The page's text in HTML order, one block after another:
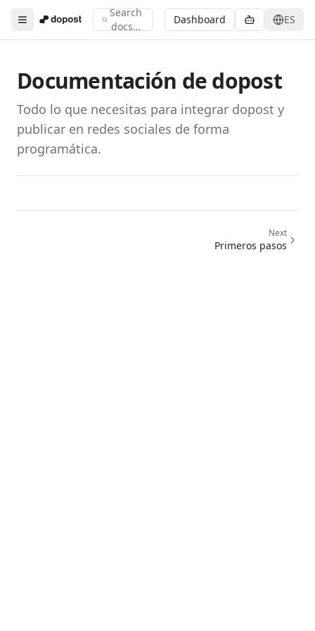
Toggle menu
Search
docs…
Search documentation
Type to search across all
Dashboard ES
Documentación de dopost
Todo lo que necesitas para integrar dopost y
publicar en redes sociales de forma
programática.
Next
Primeros pasos